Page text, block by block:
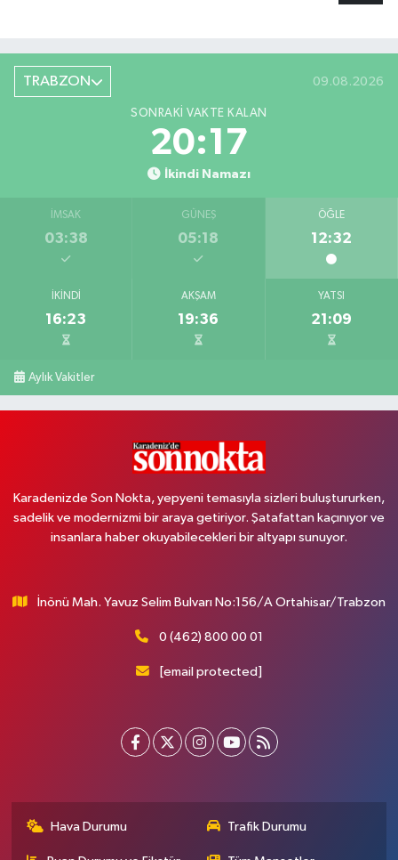
TRABZON 09.08.2026
SONRAKI VAKTE KALAN
20:17
İkindi Namazı
İMSAK
03:38
GÜNEŞ
05:18
ÖĞLE
12:32
İKINDI
16:23
AKŞAM
19:36
YATSI
21:09
Aylık Vakitler
Karadenizde Son Nokta, yepyeni temasıyla sizleri buluştururken,
sadelik ve modernizmi bir araya getiriyor. Şatafattan kaçınıyor ve
insanlara haber okuyabilecekleri bir altyapı sunuyor.
İnönü Mah. Yavuz Selim Bulvarı No:156/A Ortahisar/Trabzon
0 (462) 800 00 01
[email protected]
Hava Durumu Trafik Durumu